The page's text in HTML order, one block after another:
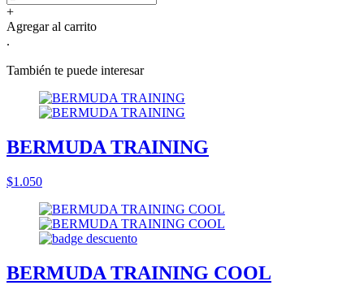
+
Agregar al carrito
.
También te puede interesar
BERMUDA TRAINING
$1.050
BERMUDA TRAINING COOL